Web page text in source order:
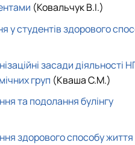
(Ковальчук В.І.)
у студентів здорового
засади діяльності
груп (Кваша С.М.)
та подолання булінгу
здорового способу життя